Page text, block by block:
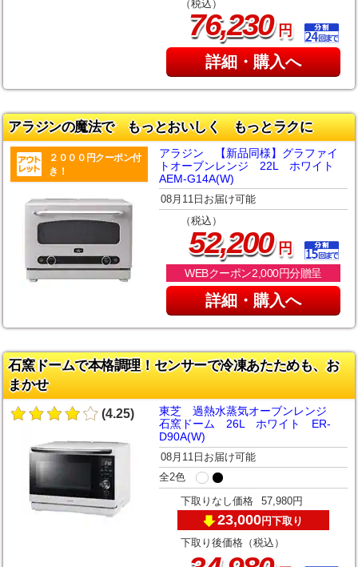
（税込）
76,230円
詳細・購入へ
アラジンの魔法で もっとおいしく もっとラクに
２０００円クーポン付
き！
アラジン 【新品同様】グラファイ
トオーブンレンジ 22L ホワイト
AEM-G14A(W)
08月11日お届け可能
（税込）
52,200円
WEBクーポン2,000円分贈呈
詳細・購入へ
石窯ドームで本格調理！センサーで冷凍あたためも、お
まかせ
(4.25)
東芝 過熱水蒸気オーブンレンジ
石窯ドーム 26L ホワイト ER-
D90A(W)
08月11日お届け可能
全2色
下取りなし価格 57,980円
23,000円下取り
下取り後価格（税込）